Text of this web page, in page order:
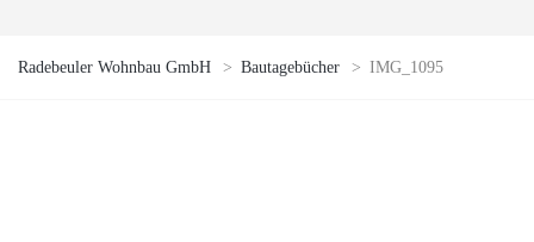
Radebeuler Wohnbau GmbH > Bautagebücher > IMG_1095